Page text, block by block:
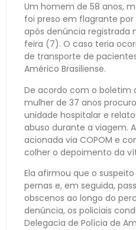
Um homem de 58 anos,
foi preso em flagrante
após denúncia registrada
feira (7). O caso teria
de transporte de
Américo Brasiliense.
De acordo com o boletim
mulher de 37 anos
unidade hospitalar e
abuso durante a viagem.
acionada via COPOM e
colher o depoimento da
Ela afirmou que o
pernas e, em seguida,
obscenos ao longo do
denúncia, os policiais
Delegacia de Polícia de